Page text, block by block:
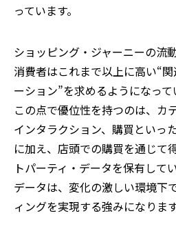
っています。
ショッピング・ジャーニーの流
消費者はこれまで以上に高い“
ーション”を求めるようになって
この点で優位性を持つのは、カ
インタラクション、購買といっ
に加え、店頭での購買を通じて
トパーティ・データを保有して
データは、変化の激しい環境下
ィングを実現する強みになります